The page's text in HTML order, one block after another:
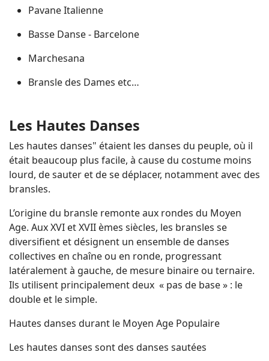
Pavane Italienne
Basse Danse - Barcelone
Marchesana
Bransle des Dames etc…
Les Hautes Danses
Les hautes danses" étaient les danses du peuple, où il
était beaucoup plus facile, à cause du costume moins
lourd, de sauter et de se déplacer, notamment avec des
bransles.
L’origine du bransle remonte aux rondes du Moyen
Age. Aux XVI et XVII èmes siècles, les bransles se
diversifient et désignent un ensemble de danses
collectives en chaîne ou en ronde, progressant
latéralement à gauche, de mesure binaire ou ternaire.
Ils utilisent principalement deux « pas de base » : le
double et le simple.
Hautes danses durant le Moyen Age Populaire
Les hautes danses sont des danses sautées